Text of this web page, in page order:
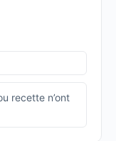
recette n’ont